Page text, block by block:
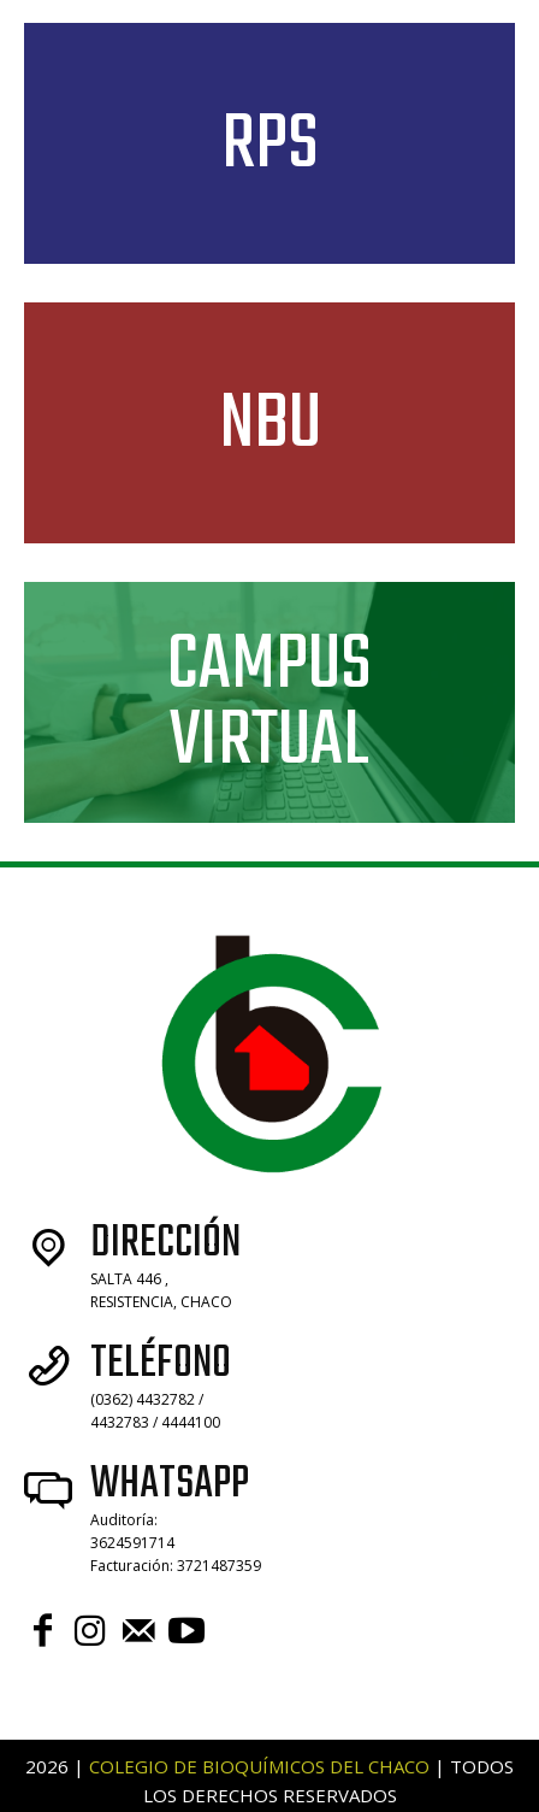
RPS
NBU
CAMPUS
VIRTUAL
DIRECCIÓN
SALTA 446 ,
RESISTENCIA, CHACO
TELÉFONO
(0362) 4432782 /
4432783 / 4444100
WHATSAPP
Auditoría:
3624591714
Facturación: 3721487359
2026 | COLEGIO DE BIOQUÍMICOS DEL CHACO | TODOS
LOS DERECHOS RESERVADOS